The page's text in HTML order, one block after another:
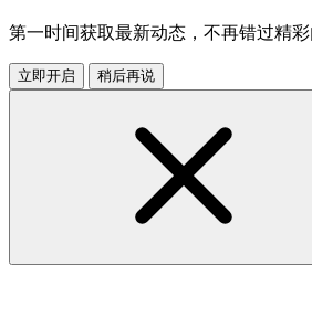
第一时间获取最新动态，不再错过精彩
立即开启 稍后再说